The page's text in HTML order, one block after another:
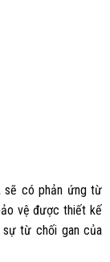
sẽ có phản ứng từ
vệ được thiết kế
sự từ chối gan của